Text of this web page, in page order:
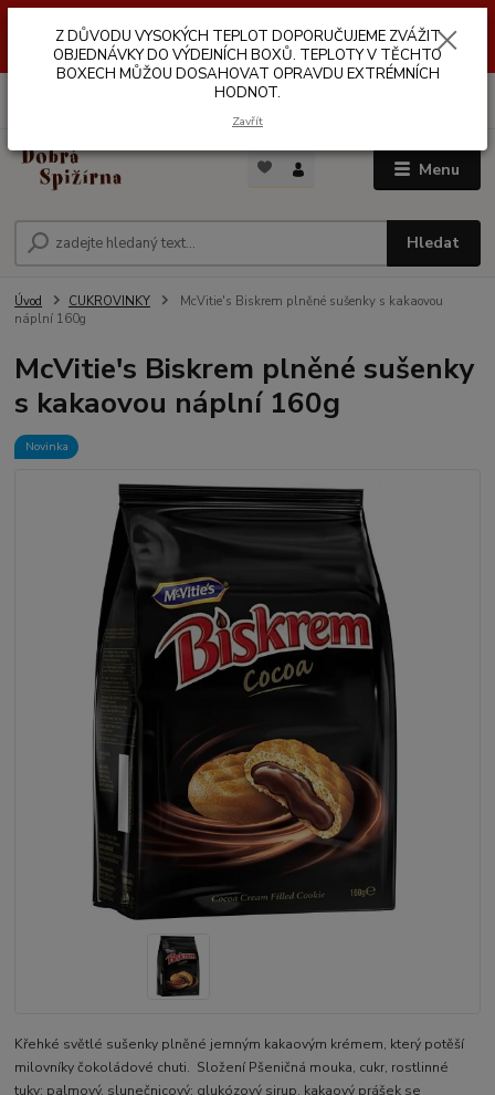
VÝDEJNÍCH BOXŮ. TEPLOTA V TĚCHTO BOXECH MŮŽE DOSAHOVAT
OPRAVDU EXTRÉMNÍCH HODNOT.
Menu
Hledat
Úvod CUKROVINKY
McVitie's Biskrem plněné sušenky s kakaovou
náplní 160g
McVitie's Biskrem plněné sušenky
s kakaovou náplní 160g
Novinka
Křehké světlé sušenky plněné jemným kakaovým krémem, který potěší
milovníky čokoládové chuti. Složení Pšeničná mouka, cukr, rostlinné
tuky: palmový, slunečnicový; glukózový sirup, kakaový prášek se
Z DŮVODU VYSOKÝCH TEPLOT DOPORUČUJEME ZVÁŽIT
OBJEDNÁVKY DO VÝDEJNÍCH BOXŮ. TEPLOTY V TĚCHTO
BOXECH MŮŽOU DOSAHOVAT OPRAVDU EXTRÉMNÍCH
HODNOT.
Zavřít